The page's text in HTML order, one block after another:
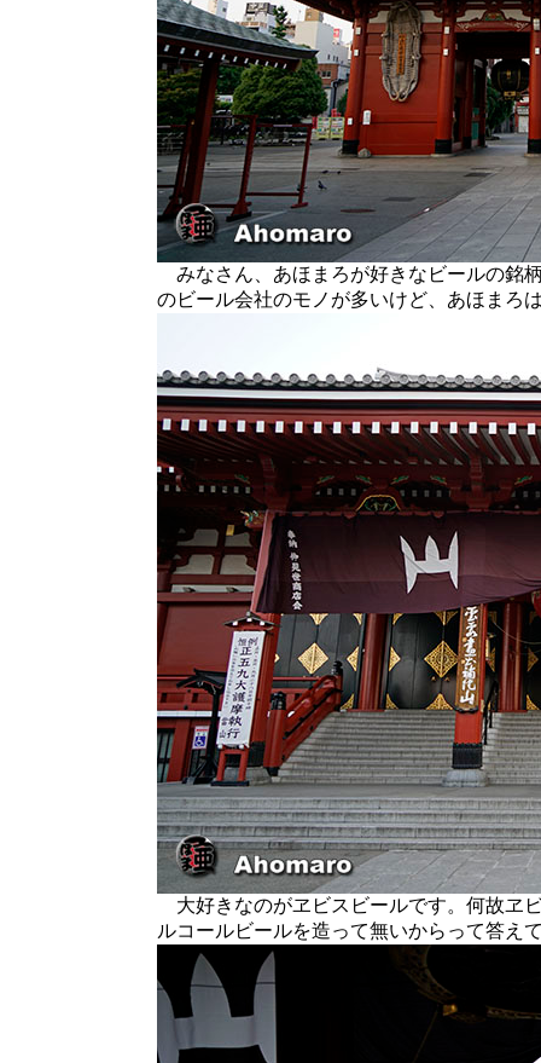
みなさん、あほまろが好きなビールの銘
のビール会社のモノが多いけど、あほまろ
大好きなのがヱビスビールです。何故ヱ
ルコールビールを造って無いからって答え